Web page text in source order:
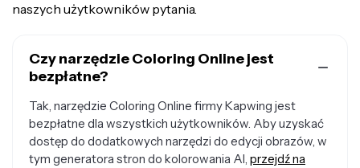
naszych użytkowników pytania.
Czy narzędzie Coloring Online jest
bezpłatne?
Tak, narzędzie Coloring Online firmy Kapwing jest
bezpłatne dla wszystkich użytkowników. Aby uzyskać
dostęp do dodatkowych narzędzi do edycji obrazów, w
tym generatora stron do kolorowania AI, przejdź na